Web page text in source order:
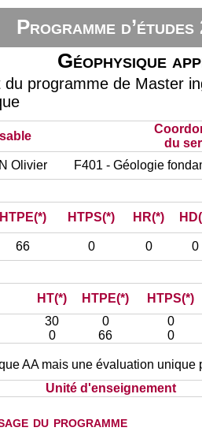
Programme
Géophysique
du programme de Master
du
Olivier F401 - Géologie
HTPE(*) HTPS(*) HR(*)
66 0 0 0
HT(*) HTPE(*) HTPS(*)
30 0 0
0 66 0
AA mais une évaluation unique
Unité d'enseignement
du programme